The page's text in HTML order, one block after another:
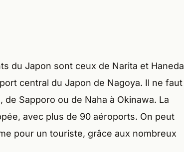
du Japon sont ceux de Narita et Haneda
central du Japon de Nagoya. Il ne faut
Sapporo ou de Naha à Okinawa. La
avec plus de 90 aéroports. On peut
pour un touriste, grâce aux nombreux